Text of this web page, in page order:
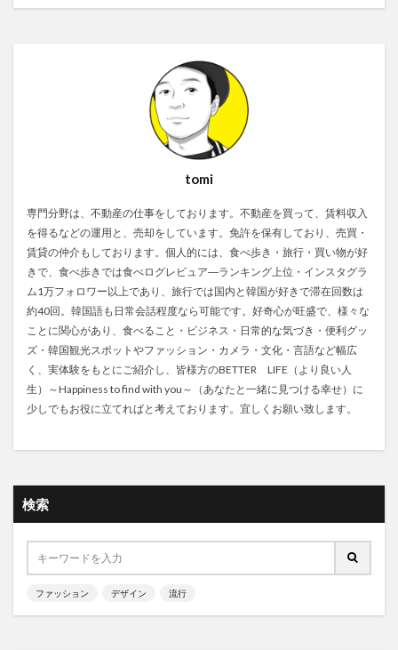
tomi
専門分野は、不動産の仕事をしております。不動産を買って、賃料収入
を得るなどの運用と、売却をしています。免許を保有しており、売買・
賃貸の仲介もしております。個人的には、食べ歩き・旅行・買い物が好
きで、食べ歩きでは食べログレビュア―ランキング上位・インスタグラ
ム1万フォロワー以上であり、旅行では国内と韓国が好きで滞在回数は
約40回。韓国語も日常会話程度なら可能です。好奇心が旺盛で、様々な
ことに関心があり、食べること・ビジネス・日常的な気づき・便利グッ
ズ・韓国観光スポットやファッション・カメラ・文化・言語など幅広
く、実体験をもとにご紹介し、皆様方のBETTER LIFE（より良い人
生）～Happiness to find with you～（あなたと一緒に見つける幸せ）に
少しでもお役に立てればと考えております。宜しくお願い致します。
検索
ファッション デザイン 流行